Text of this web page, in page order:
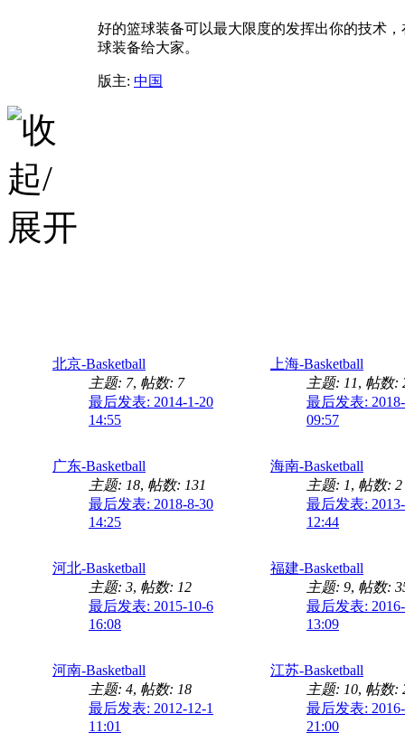
好的篮球装备可以最大限度的发挥出你的技术
球装备给大家。
版主: 中国
北京-Basketball
主题: 7, 帖数: 7
最后发表: 2014-1-20
14:55
上海-Basketball
主题: 11, 帖数:
最后发表:
09:57
广东-Basketball
主题: 18, 帖数: 131
最后发表: 2018-8-30
14:25
海南-Basketball
主题: 1, 帖数: 2
最后发表:
12:44
河北-Basketball
主题: 3, 帖数: 12
最后发表: 2015-10-6
16:08
福建-Basketball
主题: 9, 帖数:
最后发表:
13:09
河南-Basketball
主题: 4, 帖数: 18
最后发表: 2012-12-1
11:01
江苏-Basketball
主题: 10, 帖数:
最后发表:
21:00